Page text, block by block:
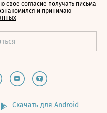
свое согласие получать письма
и принимаю
Скачать для Android